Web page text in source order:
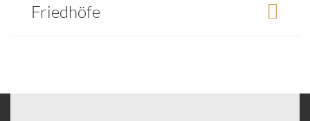
Friedhöfe